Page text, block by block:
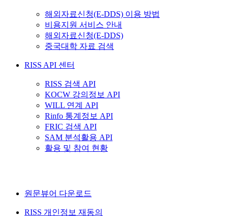
해외자료신청(E-DDS) 이용 방법
비용지원 서비스 안내
해외자료신청(E-DDS)
중국대학 자료 검색
RISS API 센터
RISS 검색 API
KOCW 강의정보 API
WILL 연계 API
Rinfo 통계정보 API
FRIC 검색 API
SAM 분석활용 API
활용 및 참여 현황
원문뷰어 다운로드
RISS 개인정보 재동의